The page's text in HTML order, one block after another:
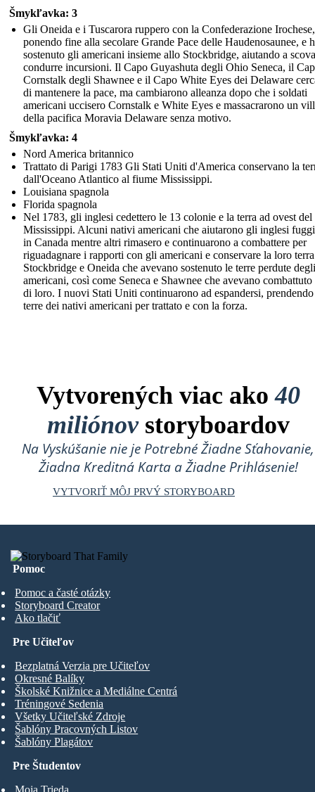
Šmykľavka: 3
Gli Oneida e i Tuscarora ruppero con la Confederazione Irochese,
ponendo fine alla secolare Grande Pace delle Haudenosaunee, e
sostenuto gli americani insieme allo Stockbridge, aiutando a
condurre incursioni. Il Capo Guyashuta degli Ohio Seneca, il
Cornstalk degli Shawnee e il Capo White Eyes dei Delaware
di mantenere la pace, ma cambiarono alleanza dopo che i soldati
americani uccisero Cornstalk e White Eyes e massacrarono un
della pacifica Moravia Delaware senza motivo.
Šmykľavka: 4
Nord America britannico
Trattato di Parigi 1783 Gli Stati Uniti d'America conservano la
dall'Oceano Atlantico al fiume Mississippi.
Louisiana spagnola
Florida spagnola
Nel 1783, gli inglesi cedettero le 13 colonie e la terra ad ovest
Mississippi. Alcuni nativi americani che aiutarono gli inglesi
in Canada mentre altri rimasero e continuarono a combattere per
riguadagnare i rapporti con gli americani e conservare la loro
Stockbridge e Oneida che avevano sostenuto le terre perdute degli
americani, così come Seneca e Shawnee che avevano
di loro. I nuovi Stati Uniti continuarono ad espandersi,
terre dei nativi americani per trattato e con la forza.
Vytvorených viac ako40
miliónovstoryboardov
Na Vyskúšanie nie je Potrebné Žiadne Sťahovanie,
Žiadna Kreditná Karta a Žiadne Prihlásenie!
VYTVORIŤ MÔJ PRVÝ STORYBOARD
Pomoc
Pomoc a časté otázky
Storyboard Creator
Ako tlačiť
Pre Študentov
Moja Trieda
Pre Učiteľov
Bezplatná Verzia pre Učiteľov
Okresné Balíky
Školské Knižnice a Mediálne Centrá
Tréningové Sedenia
Všetky Učiteľské Zdroje
Šablóny Pracovných Listov
Šablóny Plagátov